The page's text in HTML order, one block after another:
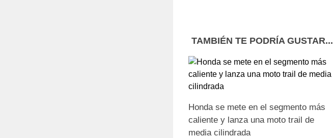
TAMBIÉN TE PODRÍA GUSTAR...
Honda se mete en el segmento más
caliente y lanza una moto trail de
media cilindrada